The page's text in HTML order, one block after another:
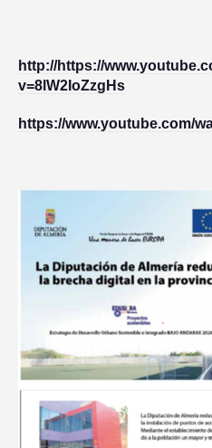
http://https://
v=8lW2IoZzgHs
https://www.youtube.com/